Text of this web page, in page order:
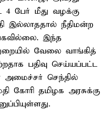
பேர் மீது வழக்கு
இல்லாததால் நீதிமன்ற
இந்த
வேலை வாங்கித்
பதிவு செய்யப்பட்ட
அமைச்சர் செந்தில்
கோரி தமிழக அரசுக்கு